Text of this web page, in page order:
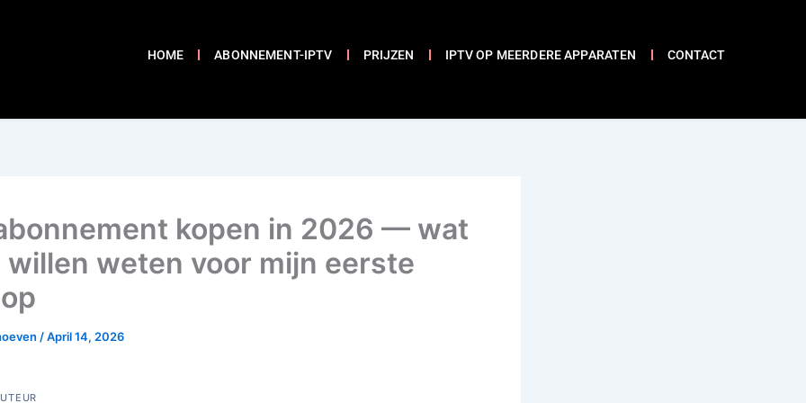
HOME ABONNEMENT-IPTV PRIJZEN IPTV OP MEERDERE APPARATEN CONTACT
kopen in 2026 — wat
willen weten voor mijn eerste
/April 14, 2026